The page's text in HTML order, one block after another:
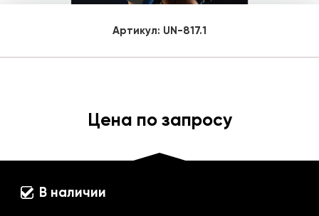
Артикул: UN-817.1
Цена по запросу
В наличии